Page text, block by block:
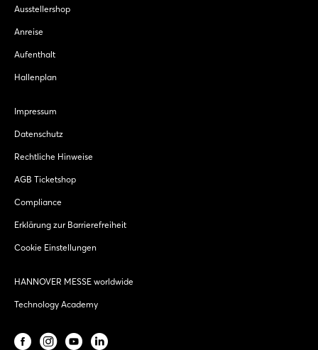
Ausstellershop
Anreise
Aufenthalt
Hallenplan
Impressum
Datenschutz
Rechtliche Hinweise
AGB Ticketshop
Compliance
Erklärung zur Barrierefreiheit
Cookie Einstellungen
HANNOVER MESSE worldwide
Technology Academy